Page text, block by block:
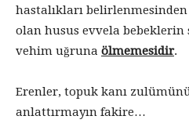
hastalıkları
olan husus evvela bebeklerin
vehim uğruna ölmemesidir.
Erenler, topuk kanı
anlattırmayın fakire…